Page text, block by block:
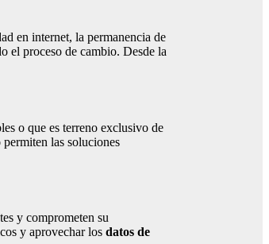
en internet, la permanencia de
el proceso de cambio. Desde la
o que es terreno exclusivo de
las soluciones
y comprometen su
y aprovechar los datos de